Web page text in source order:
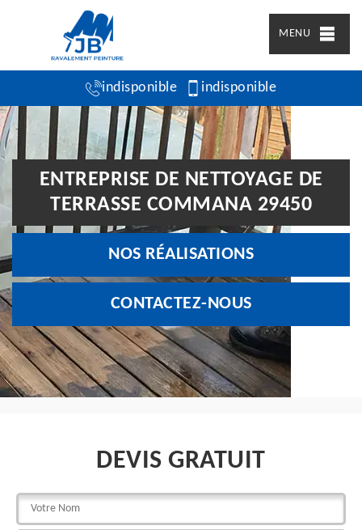
MENU
indisponible indisponible
ENTREPRISE DE NETTOYAGE DE
TERRASSE COMMANA 29450
NOS RÉALISATIONS
CONTACTEZ-NOUS
DEVIS GRATUIT